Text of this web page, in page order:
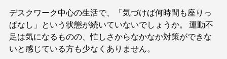
デスクワーク中心の生活で、「気づけば何時間も座りっ
ぱなし」という状態が続いていないでしょうか。 運動不
足は気になるものの、忙しさからなかなか対策ができな
いと感じている方も少なくありません。